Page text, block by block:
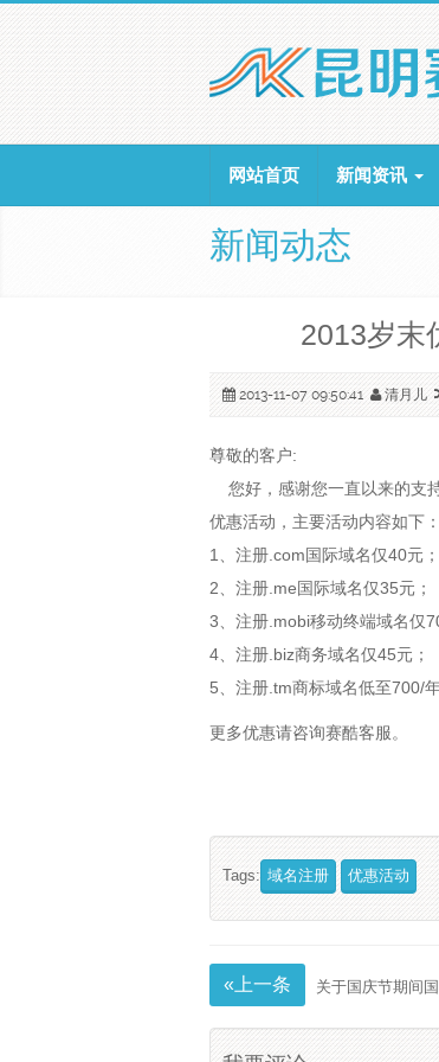
网站首页 新闻资讯
新闻动态
2013岁末
2013-11-07 09:50:41 清月儿
尊敬的客户:
您好，感谢您一直以来的支
优惠活动，主要活动内容如下：
1、注册.com国际域名仅40元；
2、注册.me国际域名仅35元；
3、注册.mobi移动终端域名仅
4、注册.biz商务域名仅45元；
5、注册.tm商标域名低至700/
更多优惠请咨询赛酷客服。
Tags: 域名注册 优惠活动
«上一条 关于国庆节期间